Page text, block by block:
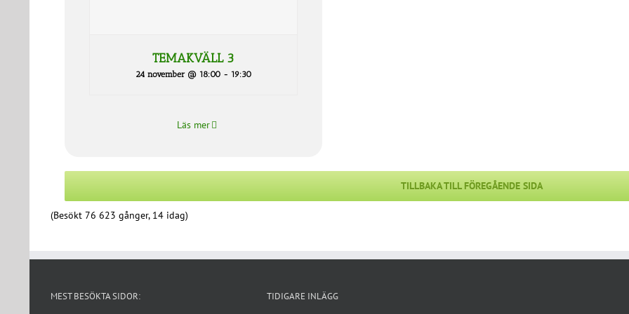
TEMAKVÄLL 3
24 november @ 18:00- 19:30
Läs mer
TILLBAKA TILL FÖREGÅENDE SIDA
(Besökt 76 623 gånger, 14 idag)
MEST BESÖKTA SIDOR: TIDIGARE INLÄGG